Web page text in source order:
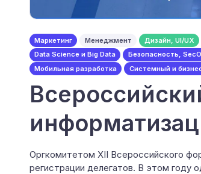
Маркетинг Менеджмент Дизайн, UI/UX
Data Science и Big Data
Безопасность,
Мобильная разработка
Системный и
Оргкомитетом XII Всероссийского
регистрации делегатов. В этом году